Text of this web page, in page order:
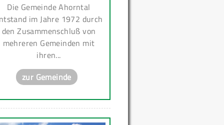
Die Gemeinde Ahorntal
im Jahre 1972 durch
den Zusammenschluß von
mehreren Gemeinden mit
ihren...
zur Gemeinde